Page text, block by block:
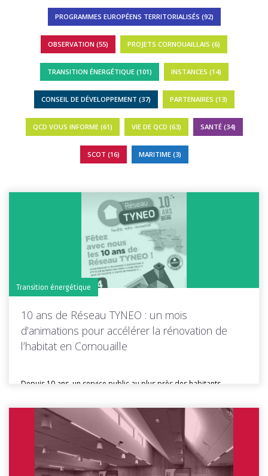
PROGRAMMES EUROPÉENS TERRITORIALISÉS (92)
OBSERVATION (55) PROJETS CORNOUAILLAIS (6)
TRANSITION ÉNERGÉTIQUE (101) INSTANCES (14)
CONSEIL DE DÉVELOPPEMENT (37) PARTENAIRES (13)
QCD VOUS INFORME (61) VIE DE QCD (63) SANTÉ (34)
SCOT (16) MARITIME (3)
Transition énergétique
10 ans de Réseau TYNEO : un mois
d’animations pour accélérer la rénovation de
l’habitat en Cornouaille
Depuis 10 ans, un service public au plus près des habitants
Toutes les actus de cette rubrique LIRE LA SUITE